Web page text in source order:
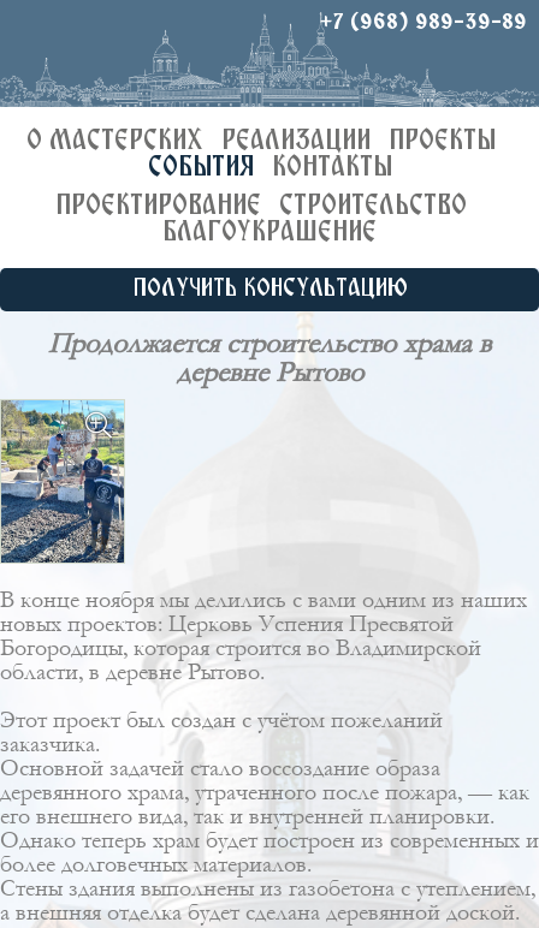
+7 (968) 989-39-89
О МАСТЕРСКИХ РЕАЛИЗАЦИИ
ПРОЕКТЫ
СОБЫТИЯ
КОНТАКТЫ
ПРОЕКТИРОВАНИЕ
СТРОИТЕЛЬСТВО
БЛАГОУКРАШЕНИЕ
ПОЛУЧИТЬ КОНСУЛЬТАЦИЮ
Продолжается строительство храма в
деревне Рытово
В конце ноября мы делились с вами одним из наших
новых проектов: Церковь Успения Пресвятой
Богородицы, которая строится во Владимирской
области, в деревне Рытово.
Этот проект был создан с учётом пожеланий
заказчика.
Основной задачей стало воссоздание образа
деревянного храма, утраченного после пожара, — как
его внешнего вида, так и внутренней планировки.
Однако теперь храм будет построен из современных и
более долговечных материалов.
Стены здания выполнены из газобетона с утеплением,
а внешняя отделка будет сделана деревянной доской.